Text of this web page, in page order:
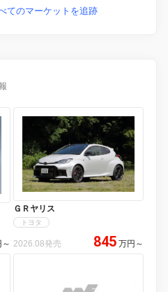
てのマーケットを追跡
～
ＧＲヤリス
トヨタ
2026.08発売 845 万円 ～